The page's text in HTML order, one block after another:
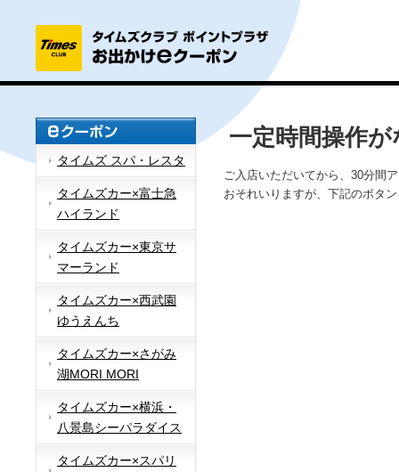
タイムズ スパ・レスタ
タイムズカー×富士急
ハイランド
タイムズカー×東京サ
マーランド
タイムズカー×西武園
ゆうえんち
タイムズカー×さがみ
湖MORI MORI
タイムズカー×横浜・
八景島シーパラダイス
タイムズカー×スパリ
一定時間操作
ご入店いただいてから、30分間
おそれいりますが、下記のボタ